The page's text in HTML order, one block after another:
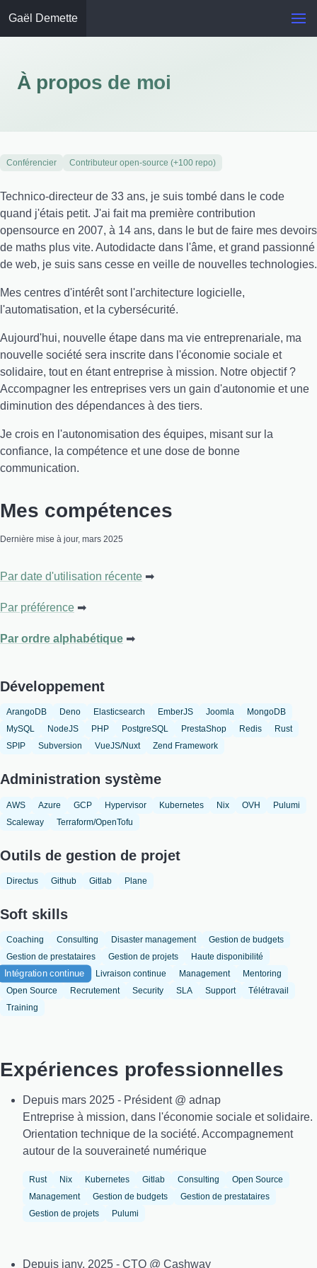
Gaël Demette
À propos de moi
Conférencier Contributeur open-source (+100 repo)
Technico-directeur de 33 ans, je suis tombé dans le code
quand j'étais petit. J'ai fait ma première contribution
opensource en 2007, à 14 ans, dans le but de faire mes devoirs
de maths plus vite. Autodidacte dans l'âme, et grand passionné
de web, je suis sans cesse en veille de nouvelles technologies.
Mes centres d'intérêt sont l'architecture logicielle,
l'automatisation, et la cybersécurité.
Aujourd'hui, nouvelle étape dans ma vie entreprenariale, ma
nouvelle société sera inscrite dans l'économie sociale et
solidaire, tout en étant entreprise à mission. Notre objectif ?
Accompagner les entreprises vers un gain d'autonomie et une
diminution des dépendances à des tiers.
Je crois en l'autonomisation des équipes, misant sur la
confiance, la compétence et une dose de bonne
communication.
Mes compétences
Dernière mise à jour, mars 2025
Par date d'utilisation récente
Par préférence
Par ordre alphabétique
Développement
ArangoDB Deno Elasticsearch EmberJS Joomla
MongoDB
MySQL
NodeJS PHP PostgreSQL PrestaShop Redis
Rust
SPIP
Subversion VueJS/Nuxt Zend Framework
Administration système
AWS Azure GCP Hypervisor Kubernetes Nix OVH
Pulumi
Scaleway
Terraform/OpenTofu
Outils de gestion de projet
Directus Github Gitlab Plane
Soft skills
Coaching Consulting Disaster management
Gestion de budgets
Gestion de prestataires
Gestion de projets Haute disponibilité
Intégration continue Livraison continue Management
Mentoring
Open Source
Recrutement Security SLA Support
Télétravail
Training
Expériences professionnelles
Depuis mars 2025 - Président @ adnap
Entreprise à mission, dans l'économie sociale et solidaire.
Orientation technique de la société. Accompagnement
autour de la souveraineté numérique
Rust Nix Kubernetes Gitlab Consulting
Open Source
Management
Gestion de budgets
Gestion de prestataires
Gestion de projets
Pulumi
Depuis janv. 2025 - CTO @ Cashway